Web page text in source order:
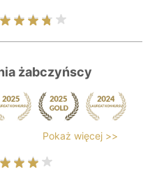
żabczyńscy
Pokaż więcej >>